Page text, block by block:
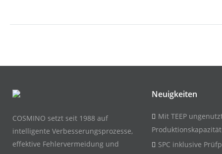
COSMINO setzt seit 1988 auf
intelligente Verbesserungsprozesse,
effektive Fehlervermeidung und
Neuigkeiten
Mit TEEP
SPC inklusive